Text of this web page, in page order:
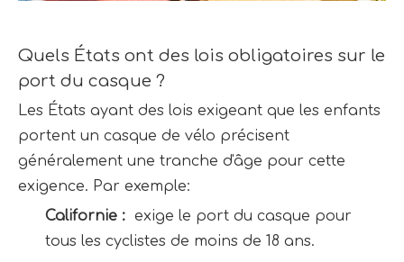
Quels États ont des lois obligatoires sur le
port du casque ?
Les États ayant des lois exigeant que les enfants
portent un casque de vélo précisent
généralement une tranche d'âge pour cette
exigence. Par exemple:
Californie : exige le port du casque pour
tous les cyclistes de moins de 18 ans.